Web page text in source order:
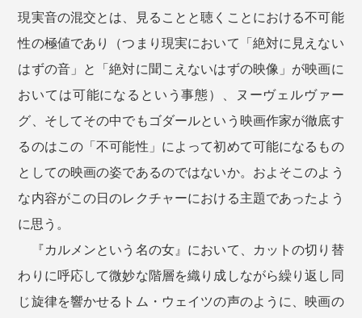
現実音の混交とは、見ることと聴くことにおける不可能
性の極値であり（つまり現実において「絶対に見えない
はずの音」と「絶対に聞こえないはずの映像」が映画に
おいては可能になるという事態）、ヌーヴェルヴァー
グ、そしてその中でもゴダールという映画作家が徹底す
るのはこの「不可能性」によって初めて可能になるもの
としての映画の姿であるのではないか。およそこのよう
な内容がこの日のレクチャーにおける主題であったよう
に思う。
『カルメンという名の女』において、カットの切り替
わりに呼応して微妙な階層を織り成しながら繰り返し同
じ旋律を響かせるトム・ウェイツの声のように、映画の